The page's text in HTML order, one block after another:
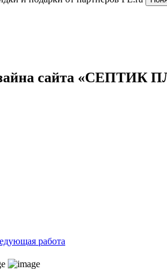
сайта «СЕПТИК
работа